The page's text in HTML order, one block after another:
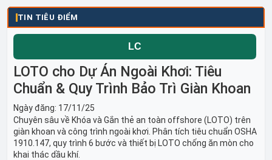
và đảm bảo môi trường làm việc an toàn, tuân
thủ các quy định pháp luật.
TIN TIÊU ĐIỂM
LOTO cho Dự Án Ngoài Khơi: Tiêu
Chuẩn & Quy Trình Bảo Trì Giàn Khoan
Ngày đăng: 17/11/25
Chuyên sâu về Khóa và Gắn thẻ an toàn offshore (LOTO) trên
giàn khoan và công trình ngoài khơi. Phân tích tiêu chuẩn OSHA
1910.147, quy trình 6 bước và thiết bị LOTO chống ăn mòn cho
khai thác dầu khí.